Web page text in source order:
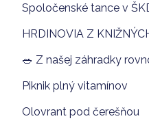
Spoločenské tance v
HRDINOVIA Z
🥗 Z našej záhradky
Piknik plný vitamínov
Olovrant pod čerešňou